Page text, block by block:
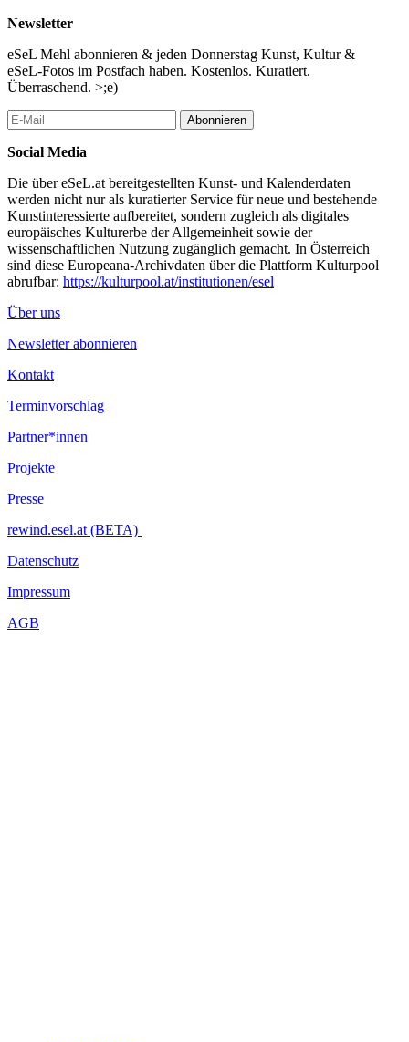
Newsletter
eSeL Mehl abonnieren & jeden Donnerstag Kunst, Kultur &
eSeL-Fotos im Postfach haben. Kostenlos. Kuratiert.
Überraschend. >;e)
Abonnieren
Social Media
Die über eSeL.at bereitgestellten Kunst- und Kalenderdaten
werden nicht nur als kuratierter Service für neue und bestehende
Kunstinteressierte aufbereitet, sondern zugleich als digitales
europäisches Kulturerbe der Allgemeinheit sowie der
wissenschaftlichen Nutzung zugänglich gemacht. In Österreich
sind diese Europeana-Archivdaten über die Plattform Kulturpool
abrufbar: https://kulturpool.at/institutionen/esel
Über uns
Newsletter abonnieren
Kontakt
Terminvorschlag
Partner*innen
Projekte
Presse
rewind.esel.at (BETA)
Datenschutz
Impressum
AGB